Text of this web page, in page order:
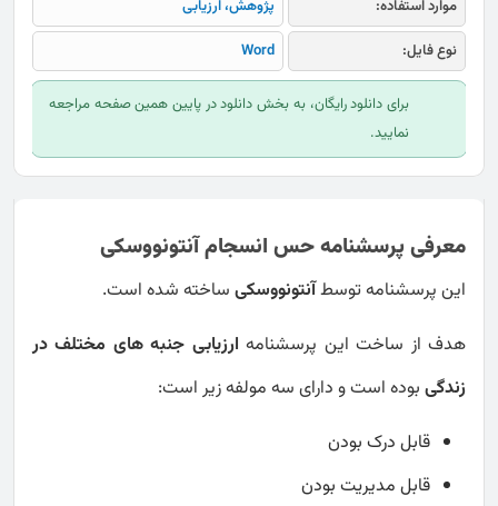
موارد استفاده:
پژوهش، ارزیابی
نوع فایل:
Word
برای دانلود رایگان، به بخش دانلود در پایین همین صفحه مراجعه
نمایید.
معرفی پرسشنامه حس انسجام آنتونووسکی
این پرسشنامه توسطآنتونووسکیساخته شده است.
هدف از ساخت این پرسشنامه ارزیابی جنبه های مختلف در
زندگیبوده است و دارای سه مولفه زیر است:
قابل درک بودن
قابل مدیریت بودن